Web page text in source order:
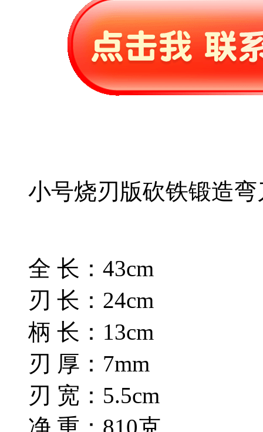
小号烧刃版砍铁锻造弯
全 长：43cm
刃 长：24cm
柄 长：13cm
刃 厚：7mm
刃 宽：5.5cm